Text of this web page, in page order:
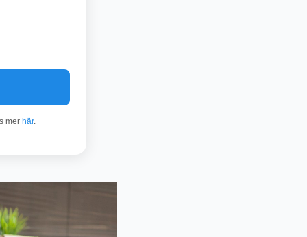
mer här.